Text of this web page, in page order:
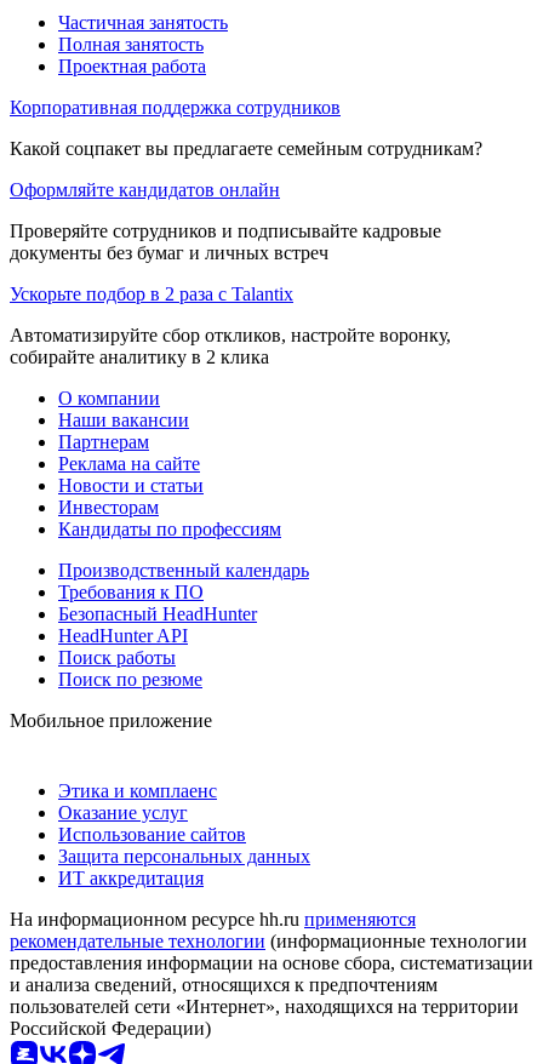
Частичная занятость
Полная занятость
Проектная работа
Корпоративная поддержка сотрудников
Какой соцпакет вы предлагаете семейным сотрудникам?
Оформляйте кандидатов онлайн
Проверяйте сотрудников и подписывайте кадровые
документы без бумаг и личных встреч
Ускорьте подбор в 2 раза с Talantix
Автоматизируйте сбор откликов, настройте воронку,
собирайте аналитику в 2 клика
О компании
Наши вакансии
Партнерам
Реклама на сайте
Новости и статьи
Инвесторам
Кандидаты по профессиям
Производственный календарь
Требования к ПО
Безопасный HeadHunter
HeadHunter API
Поиск работы
Поиск по резюме
Мобильное приложение
Этика и комплаенс
Оказание услуг
Использование сайтов
Защита персональных данных
ИТ аккредитация
На информационном ресурсе hh.ru применяются
рекомендательные технологии (информационные технологии
предоставления информации на основе сбора, систематизации
и анализа сведений, относящихся к предпочтениям
пользователей сети «Интернет», находящихся на территории
Российской Федерации)